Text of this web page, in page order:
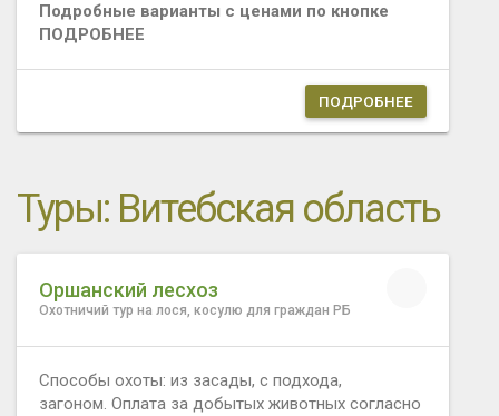
Подробные варианты с ценами по кнопке
ПОДРОБНЕЕ
ПОДРОБНЕЕ
Туры: Витебская область
Оршанский лесхоз
Охотничий тур на лося, косулю для граждан РБ
Способы охоты: из засады, с подхода,
загоном. Оплата за добытых животных согласно